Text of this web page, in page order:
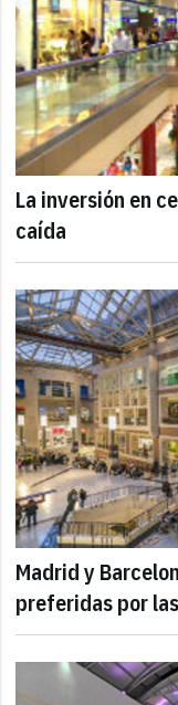
La inversión en
caída
Madrid y
preferidas por